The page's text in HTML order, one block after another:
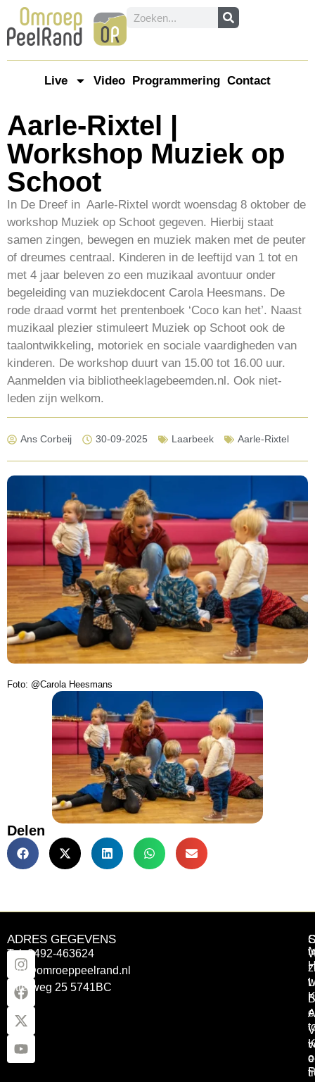
Live Video Programmering Contact
Aarle-Rixtel |
Workshop Muziek op
Schoot
In De Dreef in Aarle-Rixtel wordt woensdag 8 oktober de
workshop Muziek op Schoot gegeven. Hierbij staat
samen zingen, bewegen en muziek maken met de peuter
of dreumes centraal. Kinderen in de leeftijd van 1 tot en
met 4 jaar beleven zo een muzikaal avontuur onder
begeleiding van muziekdocent Carola Heesmans. De
rode draad vormt het prentenboek ‘Coco kan het’. Naast
muzikaal plezier stimuleert Muziek op Schoot ook de
taalontwikkeling, motoriek en sociale vaardigheden van
kinderen. De workshop duurt van 15.00 tot 16.00 uur.
Aanmelden via bibliotheeklagebeemden.nl. Ook niet-
leden zijn welkom.
Ans Corbeij 30-09-2025 Laarbeek Aarle-Rixtel
Foto: @Carola Heesmans
Delen
ADRES GEGEVENS
Tel: 0492-463624
info@omroeppeelrand.nl
Otterweg 25 5741BC